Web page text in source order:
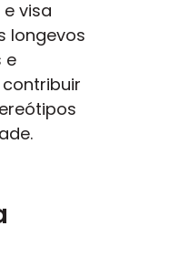
visa
longevos
e